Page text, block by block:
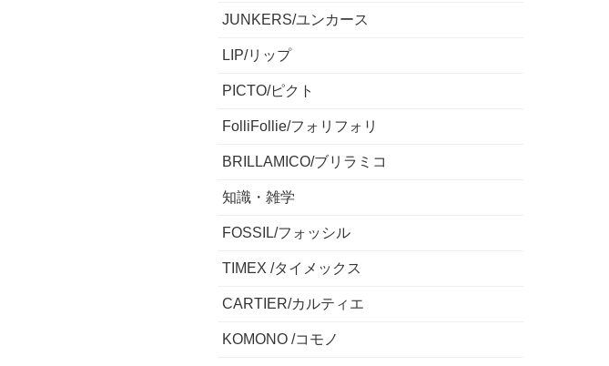
JUNKERS/ユンカース
LIP/リップ
PICTO/ピクト
FolliFollie/フォリフォリ
BRILLAMICO/ブリラミコ
知識・雑学
FOSSIL/フォッシル
TIMEX /タイメックス
CARTIER/カルティエ
KOMONO /コモノ